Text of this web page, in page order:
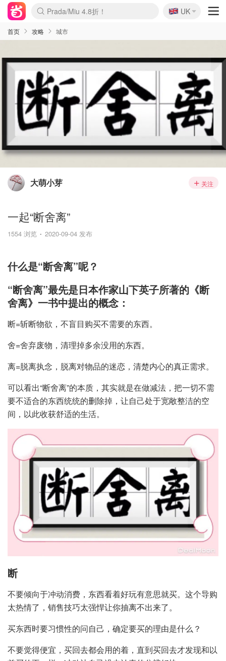
麦卢卡蜂蜜夏促！个位数！
Prada/Miu 4.8折！
啥？必胜客披萨5折！
🇬🇧
UK
首页 攻略 城市
大萌小芽 关注
一起“断舍离”
1554 浏览 2020-09-04 发布
什么是“断舍离”呢？
“断舍离”最先是日本作家山下英子所著的《断
舍离》一书中提出的概念：
断=斩断物欲，不盲目购买不需要的东西。
舍=舍弃废物，清理掉多余没用的东西。
离=脱离执念，脱离对物品的迷恋，清楚内心的真正需求。
可以看出“断舍离”的本质，其实就是在做减法，把一切不需
要不适合的东西统统的删除掉，让自己处于宽敞整洁的空
间，以此收获舒适的生活。
断
不要倾向于冲动消费，东西看着好玩有意思就买。这个导购
太热情了，销售技巧太强悍让你抽离不出来了。
买东西时要习惯性的问自己，确定要买的理由是什么？
不要觉得便宜，买回去都会用的着，直到买回去才发现和以